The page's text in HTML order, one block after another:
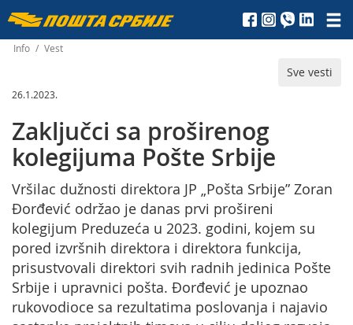
Пошта
Србије
д.о.о.
Info / Vest
Sve vesti
26.1.2023.
Zaključci sa proširenog
kolegijuma Pošte Srbije
Vršilac dužnosti direktora JP „Pošta Srbije” Zoran
Đorđević održao je danas prvi prošireni
kolegijum Preduzeća u 2023. godini, kojem su
pored izvršnih direktora i direktora funkcija,
prisustvovali direktori svih radnih jedinica Pošte
Srbije i upravnici pošta. Đorđević je upoznao
rukovodioce sa rezultatima poslovanja i najavio